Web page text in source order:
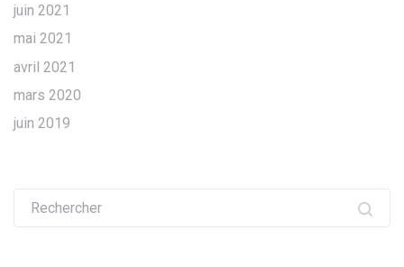
juin 2021
mai 2021
avril 2021
mars 2020
juin 2019
Recherche